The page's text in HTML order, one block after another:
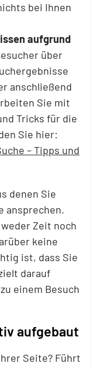
bei Ihnen
aufgrund
über
anschließend
Sie mit
Tricks für die
Sie hier:
– Tipps und
denen Sie
ansprechen.
Zeit noch
keine
ist, dass Sie
darauf
einem Besuch
aufgebaut
Seite? Führt